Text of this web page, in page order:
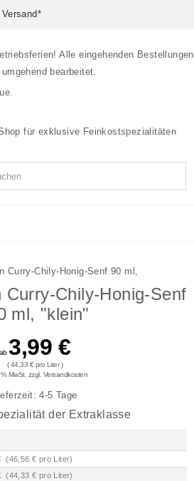
Alle eingehenden Bestellungen
bearbeitet.
Curry-Chily-Honig-Senf
ml, "klein"
ab3,99 €
( 44,33 € pro Liter )
MwSt. zzgl. Versandkosten
4-5 Tage
der Extraklasse
(46,56 € pro Liter)
(44,33 € pro Liter)